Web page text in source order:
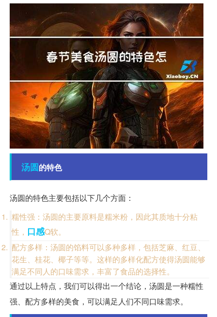
汤圆的特色
汤圆的特色主要包括以下几个方面：
糯性强：汤圆的主要原料是糯米粉，因此其质地十分粘
性， 口感Q软。
配方多样：汤圆的馅料可以多种多样，包括芝麻、红豆、
花生、桂花、椰子等等。这样的多样化配方使得汤圆能够
满足不同人的口味需求，丰富了食品的选择性。
通过以上特点，我们可以得出一个结论，汤圆是一种糯性
强、配方多样的美食，可以满足人们不同口味需求。